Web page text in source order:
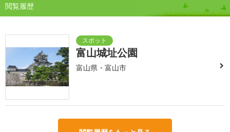
閲覧履歴
富山城址公園
富山県・富山市